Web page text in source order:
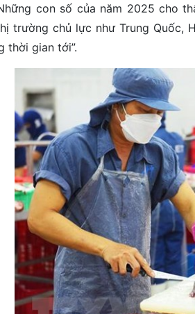
con số của năm 2025 cho
trường chủ lực như Trung Quốc,
thời gian tới”.